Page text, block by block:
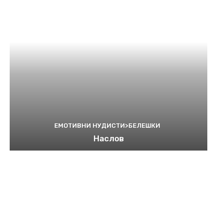
ЕМОТИВНИ НУДИСТИ>БЕЛЕШКИ
Наслов